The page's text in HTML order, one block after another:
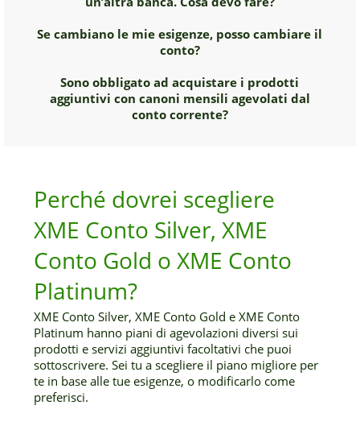
Se cambiano le mie esigenze, posso cambiare il
conto?
Sono obbligato ad acquistare i prodotti
aggiuntivi con canoni mensili agevolati dal
conto corrente?
Perché dovrei scegliere
XME Conto Silver, XME
Conto Gold o XME Conto
Platinum?
XME Conto Silver, XME Conto Gold e XME Conto
Platinum hanno piani di agevolazioni diversi sui
prodotti e servizi aggiuntivi facoltativi che puoi
sottoscrivere. Sei tu a scegliere il piano migliore per
te in base alle tue esigenze, o modificarlo come
preferisci.